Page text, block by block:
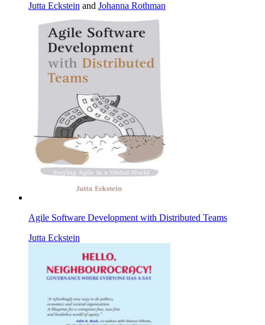
Jutta Eckstein and Johanna Rothman
Agile Software Development with Distributed Teams
Jutta Eckstein